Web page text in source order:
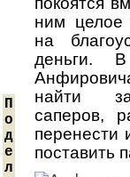
П
о
д
е
л
ним целое
на
деньги.
найти
саперов,
перенести
поставить